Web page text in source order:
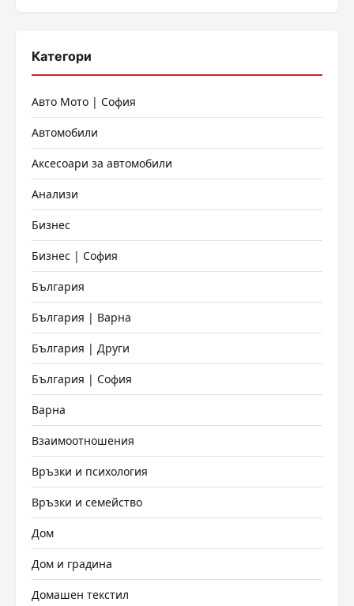
Категори
Авто Мото | София
Автомобили
Аксесоари за автомобили
Анализи
Бизнес
Бизнес | София
България
България | Варна
България | Други
България | София
Варна
Взаимоотношения
Връзки и психология
Връзки и семейство
Дом
Дом и градина
Домашен текстил